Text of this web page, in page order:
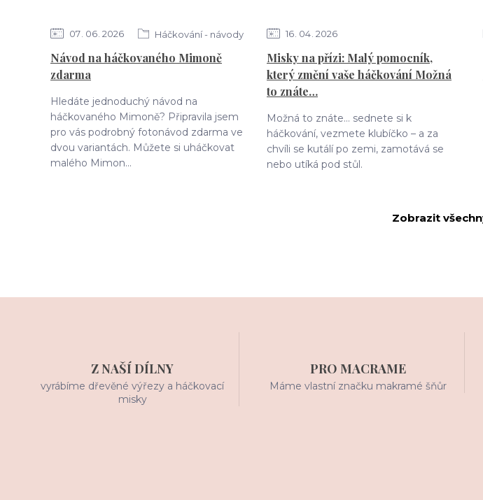
07 06 2026 Háčkování - návody
Návod na háčkovaného Mimoně
zdarma
Hledáte jednoduchý návod na
háčkovaného Mimoně? Připravila jsem
pro vás podrobný fotonávod zdarma ve
dvou variantách. Můžete si uháčkovat
malého Mimon...
16 04 2026
Misky na přízi: Malý pomocník,
který změní vaše háčkování Možná
to znáte…
Možná to znáte… sednete si k
háčkování, vezmete klubíčko – a za
chvíli se kutálí po zemi, zamotává se
nebo utíká pod stůl.
Zobrazit
Z NAŠÍ DÍLNY
vyrábíme dřevěné výřezy a háčkovací
misky
PRO MACRAME
Máme vlastní značku makramé šňůr